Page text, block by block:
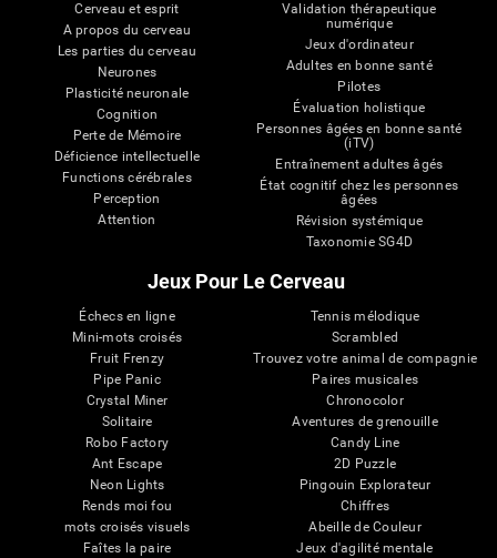
Cerveau et esprit
A propos du cerveau
Les parties du cerveau
Neurones
Plasticité neuronale
Cognition
Perte de Mémoire
Déficience intellectuelle
Functions cérébrales
Perception
Attention
Validation thérapeutique
numérique
Jeux d'ordinateur
Adultes en bonne santé
Pilotes
Évaluation holistique
Personnes âgées en bonne santé
(iTV)
Entraînement adultes âgés
État cognitif chez les personnes
âgées
Révision systémique
Taxonomie SG4D
Jeux Pour Le Cerveau
Échecs en ligne
Mini-mots croisés
Fruit Frenzy
Pipe Panic
Crystal Miner
Solitaire
Robo Factory
Ant Escape
Neon Lights
Rends moi fou
mots croisés visuels
Faîtes la paire
Tennis mélodique
Scrambled
Trouvez votre animal de compagnie
Paires musicales
Chronocolor
Aventures de grenouille
Candy Line
2D Puzzle
Pingouin Explorateur
Chiffres
Abeille de Couleur
Jeux d'agilité mentale